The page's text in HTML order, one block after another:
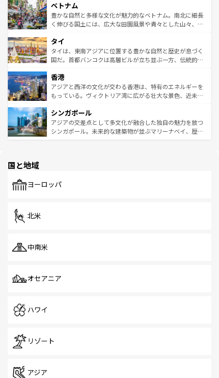
参照してほしい。
容にもいいと評判のスイーツなど、バラエティ豊かな料理
が味わえる。 なお、新着の台湾情報は コンテンツ一覧を参
照してほしい。
き、地方に足を延ばせば四季折々の自然美を楽しむことが
できる。そして、キムチや焼肉、絶品のストリートフード
まで、さまざまな韓国料理が待っている。夜には、韓国な
リティに包まれながら、韓国の多彩な魅力を心ゆくまで味
わってみてほしい。 なお、新着の韓国情報はコンテンツ一
覧を参照してほしい。
ベトナム
豊かな自然と多様な文化が魅力的なベトナム。南北に細長
く伸びる国土には、広大な田園風景や青々とした山々、世
急速な発展と共に伝統が息づく。ハノイの古い町並みやホ
ーチミン市のフランス統治時代の建物も、独特の雰囲気を
醸し出している。また、バラエティの豊かさとおいしさで
とつ。フォーやバインミー、ベトナムコーヒーなどは、ぜ
ひ現地で味わいたい。どの地域を訪れてもあたたかい人々
が旅行者を迎えてくれるので、きっと忘れられない旅にな
参照してほしい。
タイ
タイは、東南アジアに位置する豊かな自然と歴史が息づく
国だ。首都バンコクは高層ビルが立ち並ぶ一方、伝統的な
の活気が交差している。北部ではチェンマイなどの山岳地
帯で自然と触れ合い、南部ではプーケットやクラビの美し
いビーチでリゾート気分を楽しむことができる。タイ料理
激する。気候は一年中温暖で、どの季節にも異なる楽しみ
が待っている。親しみやすいタイの人々、仏教を中心とし
た文化、そして多様な観光資源が、訪れる旅人を魅了し続
香港
アジアと西洋の文化が交わる香港は、特有のエネルギーを
もっている。ヴィクトリア湾に広がる壮大な景色、近未来
み、どこを訪れても感動するはず。観光スポットが密集し
ており、効率よく見どころを回れるのも魅力。息をのむよ
うな絶景から文化的な体験まで、香港を存分に楽しみ尽く
シンガポール
アジアの交差点として多文化が融合した独自の魅力を放つ
シンガポール。未来的な建築物が並ぶマリーナベイ、歴史
で、ホーカーズは地元の風情を楽しめる外せないスポット
国と地域
ヨーロッパ
北米
中南米
オセアニア
ハワイ
リゾート
アジア